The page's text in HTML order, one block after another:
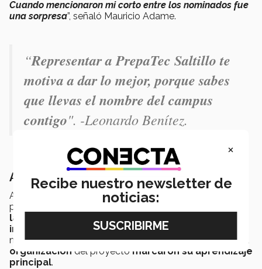
Cuando mencionaron mi corto entre los nominados fue
una sorpresa”, señaló Mauricio Adame.
“Representar a PrepaTec Saltillo te
motiva a dar lo mejor, porque sabes
que llevas el nombre del campus
contigo". -Leonardo Benítez.
Aprendizajes más allá del concurso
Ambos estudiantes destacaron que este proceso les
permitió
la materia
interés por la animación y la narrativa visual
mientras que para Leonardo, eltrabajo en equipoy la
organización del proyecto marcaron su aprendizaje
principal.
×
Recibe nuestro newsletter de
noticias: